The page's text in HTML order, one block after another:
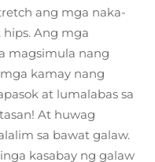
ang mga naka-
Ang mga
magsimula nang
kamay nang
at lumalabas sa
At huwag
sa bawat galaw.
kasabay ng galaw